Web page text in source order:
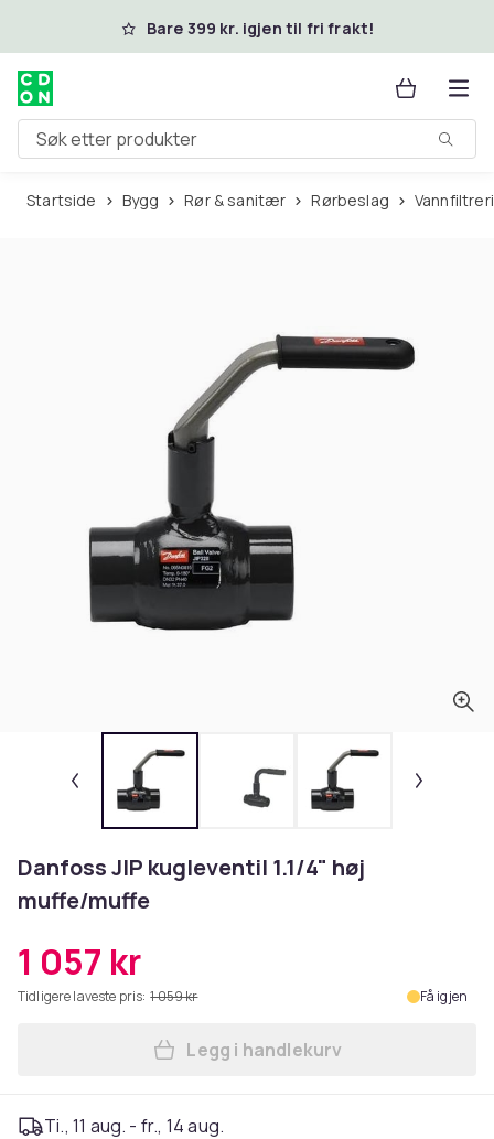
Hopp til hovedinnholdBare 399 kr. igjen til fri frakt!
Søk etter produkter
Startside Bygg Rør & sanitær Rørbeslag
Danfoss JIP kugleventil 1.1/4" høj
muffe/muffe
1 057 kr
Tidligere laveste pris: 1 059 kr Få igjen
Legg Danfoss JIP
Legg i handlekurv
Ti., 11 aug. - fr., 14 aug.